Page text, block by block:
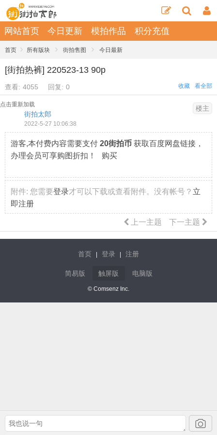
网站首页 今日更新 模拍作品 积分充值
首页 › 所有版块 › 街拍售图 › 今日最新
[街拍热裤] 220523-13 90p
查看: 4055 回复: 0 看全部
收藏
点击重新加载
街拍太郎
2022-5-27 10:06:38
楼主
游客,本付费内容需要支付 20街拍币 获取百度网盘链接，
办理会员可享购图折扣！ 购买
附件: 您需要登录才可以下载或查看附件。没有帐号？ 立
即注册
下一主题
上一主题
首页 登录 注册
简易版 触屏版 电脑版
© Comsenz Inc.